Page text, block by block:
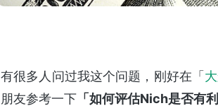
有很多人问过我这个问题，刚好在「
朋友参考一下 「如何评估Nich是否有利